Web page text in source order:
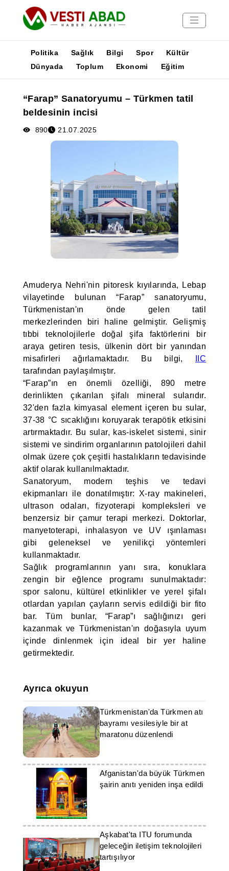
Yayınlar
Medya
Poster
Politika Sağlık Bilgi Spor
Kültür
Dünyada
Toplum Ekonomi Eğitim
“Farap” Sanatoryumu – Türkmen tatil
beldesinin incisi
890 21.07.2025
Amuderya Nehri'nin pitoresk kıyılarında, Lebap
vilayetinde bulunan “Farap” sanatoryumu,
Türkmenistan'ın önde gelen tatil
merkezlerinden biri haline gelmiştir. Gelişmiş
tıbbi teknolojilerle doğal şifa faktörlerini bir
araya getiren tesis, ülkenin dört bir yanından
misafirleri ağırlamaktadır. Bu bilgi,
IIC
tarafından paylaşılmıştır.
“Farap”ın en önemli özelliği, 890 metre
derinlikten çıkarılan şifalı mineral sularıdır.
32'den fazla kimyasal element içeren bu sular,
37-38 °C sıcaklığını koruyarak terapötik etkisini
artırmaktadır. Bu sular, kas-iskelet sistemi, sinir
sistemi ve sindirim organlarının patolojileri dahil
olmak üzere çok çeşitli hastalıkların tedavisinde
aktif olarak kullanılmaktadır.
Sanatoryum, modern teşhis ve tedavi
ekipmanları ile donatılmıştır: X-ray makineleri,
ultrason odaları, fizyoterapi kompleksleri ve
benzersiz bir çamur terapi merkezi. Doktorlar,
manyetoterapi, inhalasyon ve UV ışınlaması
gibi geleneksel ve yenilikçi yöntemleri
kullanmaktadır.
Sağlık programlarının yanı sıra, konuklara
zengin bir eğlence programı sunulmaktadır:
spor salonu, kültürel etkinlikler ve yerel şifalı
otlardan yapılan çayların servis edildiği bir fito
bar. Tüm bunlar, “Farap”ı sağlığınızı geri
kazanmak ve Türkmenistan'ın doğasıyla uyum
içinde dinlenmek için ideal bir yer haline
getirmektedir.
Ayrıca okuyun
Türkmenistan'da Türkmen atı
bayramı vesilesiyle bir at
maratonu düzenlendi
Afganistan'da büyük Türkmen
şairin anıtı yeniden inşa edildi
Aşkabat'ta ITU forumunda
geleceğin iletişim teknolojileri
tartışılıyor